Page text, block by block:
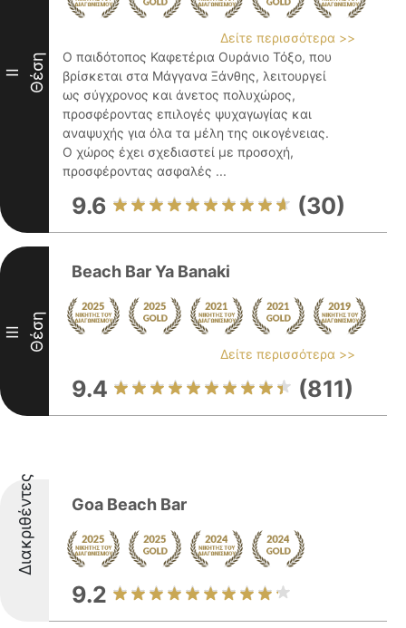
II Θέση
Δείτε περισσότερα >>
Ο παιδότοπος Καφετέρια Ουράνιο Τόξο, που
βρίσκεται στα Μάγγανα Ξάνθης, λειτουργεί
ως σύγχρονος και άνετος πολυχώρος,
προσφέροντας επιλογές ψυχαγωγίας και
αναψυχής για όλα τα μέλη της οικογένειας.
Ο χώρος έχει σχεδιαστεί με προσοχή,
προσφέροντας ασφαλές ...
9.6 (30)
III Θέση
Beach Bar Ya Banaki
Δείτε περισσότερα >>
9.4 (811)
Διακριθέντες Goa Beach Bar
9.2